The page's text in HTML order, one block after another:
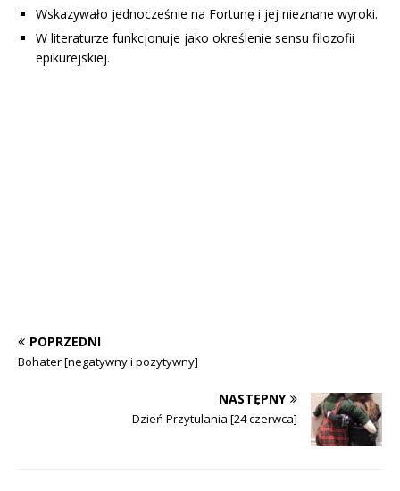
Wskazywało jednocześnie na Fortunę i jej nieznane wyroki.
W literaturze funkcjonuje jako określenie sensu filozofii
epikurejskiej.
POPRZEDNI
Bohater [negatywny i pozytywny]
NASTĘPNY
Dzień Przytulania [24 czerwca]